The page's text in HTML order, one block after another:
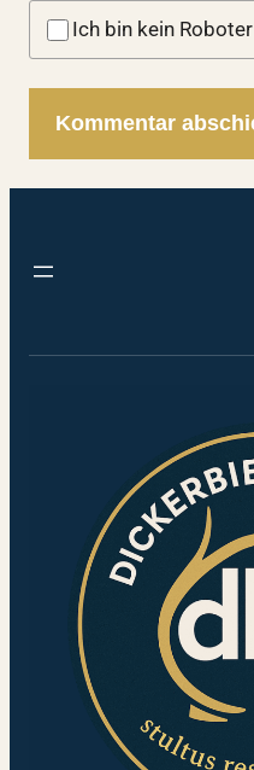
Ich bin kein Roboter